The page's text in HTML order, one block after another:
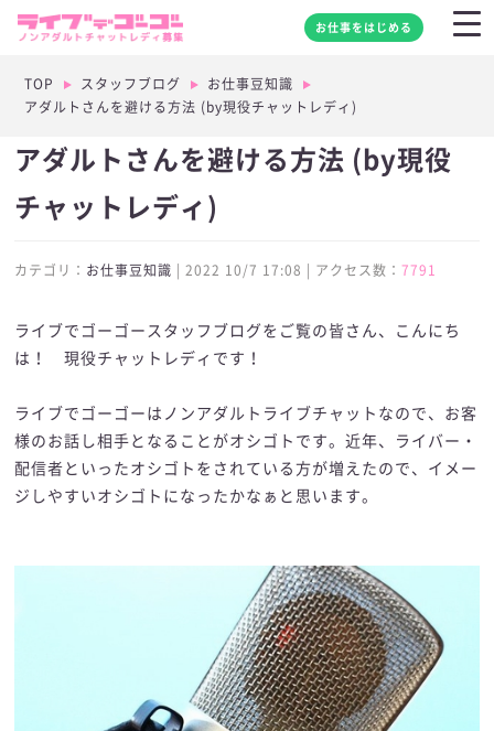
お仕事をはじめる
TOP スタッフブログ
お仕事豆知識
アダルトさんを避ける方法 (by現役チャットレディ)
アダルトさんを避ける方法 (by現役
チャットレディ)
カテゴリ： お仕事豆知識 | 2022 10/7 17:08 | アクセス数：7791
ライブでゴーゴースタッフブログをご覧の皆さん、こんにち
は！ 現役チャットレディです！
ライブでゴーゴーはノンアダルトライブチャットなので、お客
様のお話し相手となることがオシゴトです。近年、ライバー・
配信者といったオシゴトをされている方が増えたので、イメー
ジしやすいオシゴトになったかなぁと思います。